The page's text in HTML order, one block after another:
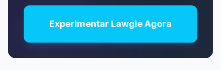
Experimentar Lawgie Agora